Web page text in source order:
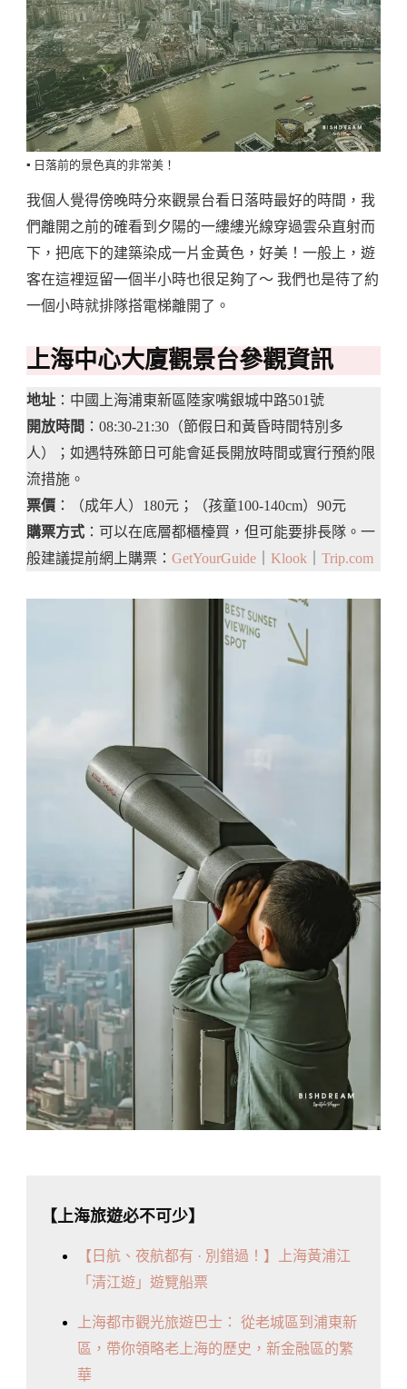
▪️ 日落前的景色真的非常美！
我個人覺得傍晚時分來觀景台看日落時最好的時間，我
們離開之前的確看到夕陽的一縷縷光線穿過雲朵直射而
下，把底下的建築染成一片金黃色，好美！一般上，遊
客在這裡逗留一個半小時也很足夠了～ 我們也是待了約
一個小時就排隊搭電梯離開了。
上海中心大廈觀景台參觀資訊
地址 ：中國上海浦東新區陸家嘴銀城中路501號
開放時間 ：08:30-21:30（節假日和黃昏時間特別多
人）；如遇特殊節日可能會延長開放時間或實行預約限
流措施。
票價 ：（成年人）180元；（孩童100-140cm）90元
購票方式 ：可以在底層都櫃檯買，但可能要排長隊。一
般建議提前網上購票： GetYourGuide Klook Trip.com
【上海旅遊必不可少】
【日航、夜航都有 · 別錯過！】上海黃浦江
「清江遊」遊覽船票
上海都市觀光旅遊巴士： 從老城區到浦東新
區，帶你領略老上海的歷史，新金融區的繁
華